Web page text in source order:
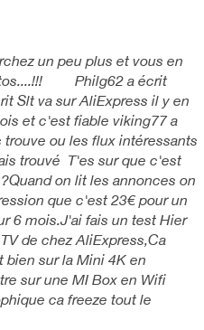
un peu plus et vous en
Philg62 a écrit
Slt va sur AliExpress il y en
et c'est fiable viking77 a
trouve ou les flux intéressants
trouvé T'es sur que c'est
on lit les annonces on
que c'est 23€ pour un
6 mois.J'ai fais un test Hier
de chez AliExpress,Ca
bien sur la Mini 4K en
sur une MI Box en Wifi
ca freeze tout le